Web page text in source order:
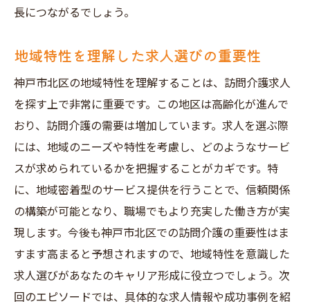
長につながるでしょう。
地域特性を理解した求人選びの重要性
神戸市北区の地域特性を理解することは、訪問介護求人
を探す上で非常に重要です。この地区は高齢化が進んで
おり、訪問介護の需要は増加しています。求人を選ぶ際
には、地域のニーズや特性を考慮し、どのようなサービ
スが求められているかを把握することがカギです。特
に、地域密着型のサービス提供を行うことで、信頼関係
の構築が可能となり、職場でもより充実した働き方が実
現します。今後も神戸市北区での訪問介護の重要性はま
すます高まると予想されますので、地域特性を意識した
求人選びがあなたのキャリア形成に役立つでしょう。次
回のエピソードでは、具体的な求人情報や成功事例を紹